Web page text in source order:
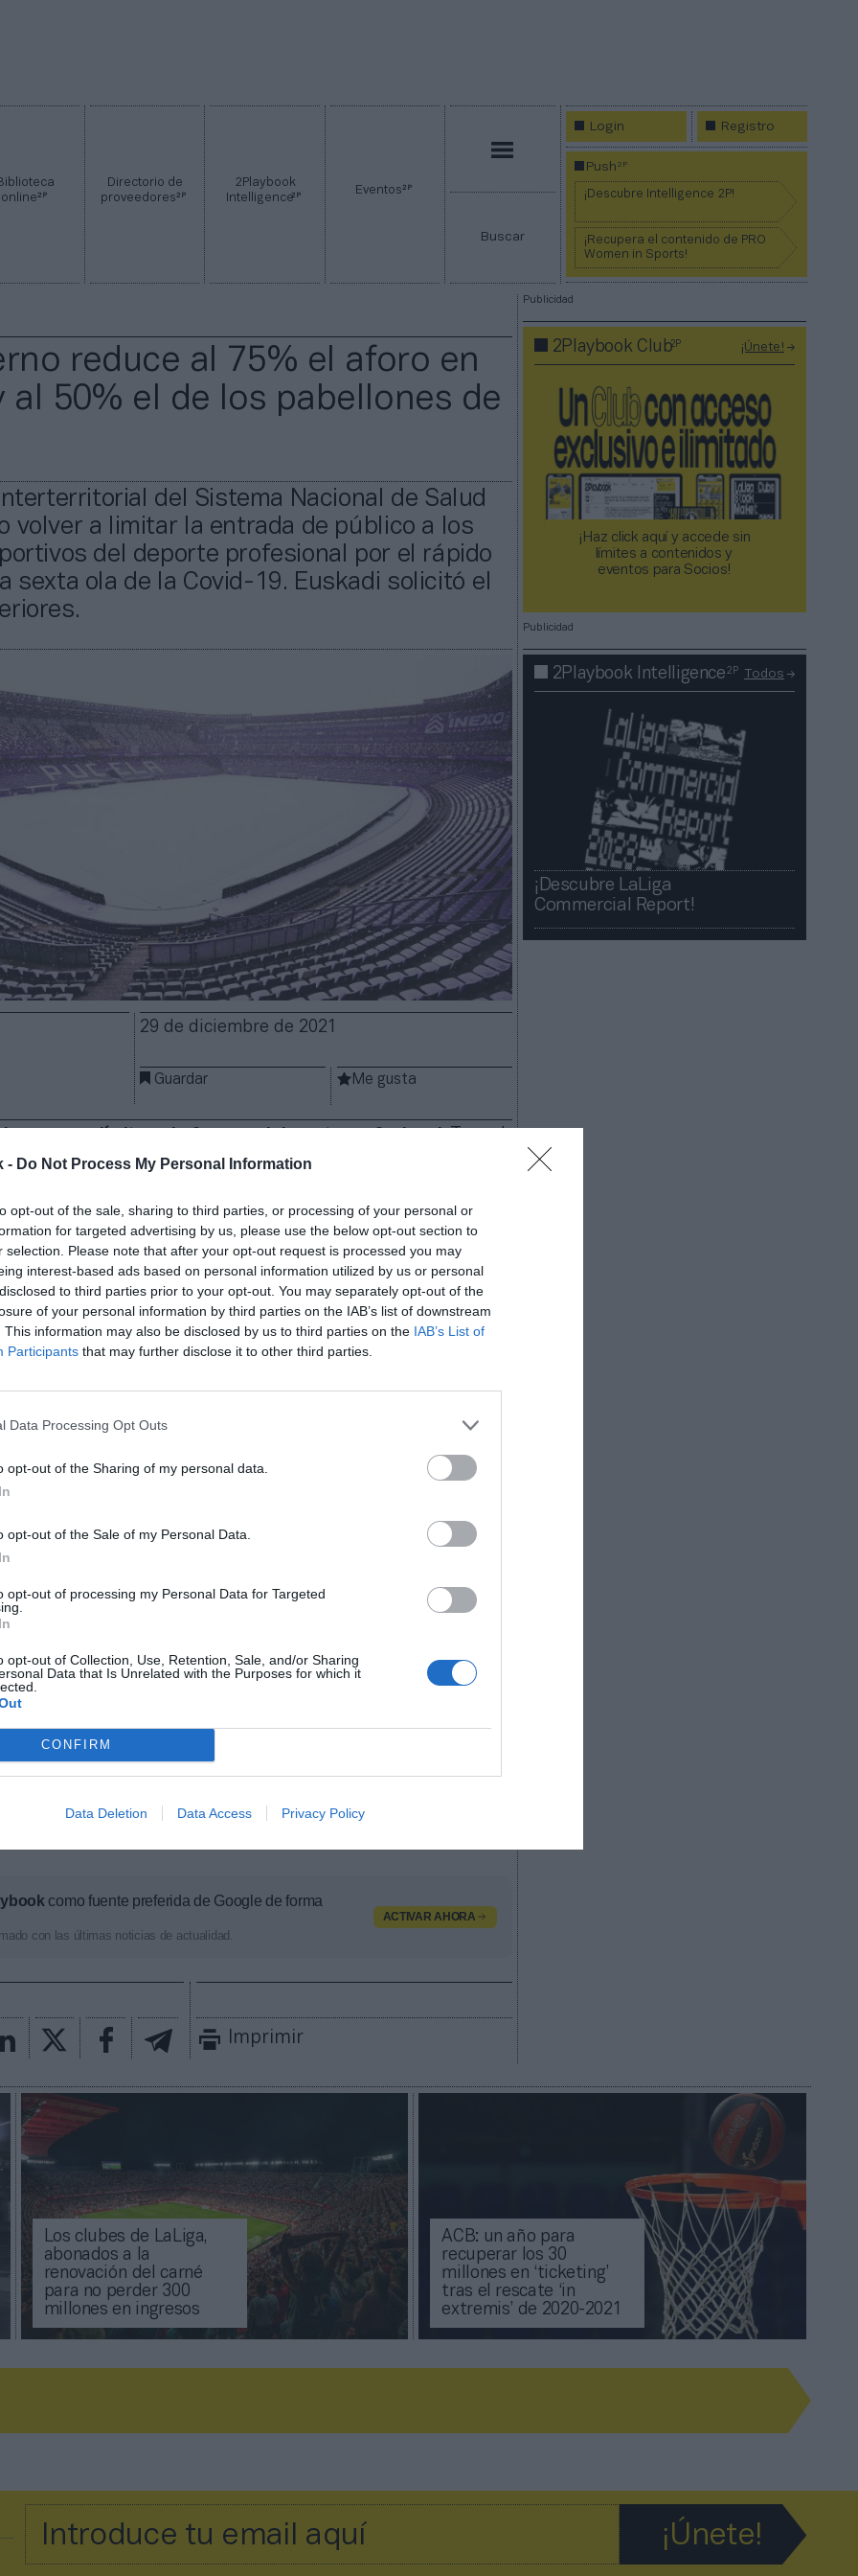
- Do Not Process My Personal Information
opt-out of the sale, sharing to third parties, or processing of your personal or
for targeted advertising by us, please use the below opt-out section to
selection. Please note that after your opt-out request is processed you may
interest-based ads based on personal information utilized by us or personal
to third parties prior to your opt-out. You may separately opt-out of the
of your personal information by third parties on the IAB’s list of downstream
This information may also be disclosed by us to third parties on the IAB’s List of
Participants that may further disclose it to other third parties.
Data Processing Opt Outs
opt-out of the Sharing of my personal data.
opt-out of the Sale of my Personal Data.
opt-out of processing my Personal Data for Targeted
opt-out of Collection, Use, Retention, Sale, and/or Sharing
Data that Is Unrelated with the Purposes for which it
CONFIRM
Data Deletion Data Access Privacy Policy
online2P
Directorio de
proveedores2P
2Playbook
Intelligence2P Eventos2P
Buscar
Login Registro
Push2P
¡Descubre Intelligence 2P!
¡Recupera el contenido de PRO
Women in Sports!
reduce al 75% el aforo en
al 50% el de los pabellones de
del Sistema Nacional de Salud
volver a limitar la entrada de público a los
del deporte profesional por el rápido
sexta ola de la Covid-19. Euskadi solicitó el
29 de diciembre de 2021
Guardar Me gusta
la sexta ola de la Covid-19, el Consejo Interterritorial del
los pabellones de la ACB al 50%, según ha avanzado la
SER
los porcentajes son superiores a la media de ocupación
la mayoría de clubes del fútbol profesional. La medida
el 1 de enero y estará vigente hasta el 31 de enero.
no parece una medida que vaya a generar mayores estragos
negocio del matchday
de los equipos de Primera y
. Cabe recordar que este martes
el Gobierno Vasco
medidas aún más restrictivas, rebajando al 50% el aforo
80%, que se verá reducido al 50%. Esta medida sí
golpe para estos equipos, que ansían recibir en las
Superior de Deportes (CSD)
por la merma sufrida a causa
de la taquilla
varios de estos equipos la medida puede volver a generar
compromete su plan de negocio para 2021-2022. Así lo
plan de ayudas acordado con el Gobierno, que destinará
para paliar la caída de ingresos por taquillaymatchday
de los pabellones en la pasada temporada.
en 2,8 millones
de euros la factura de jugar a puerta
como fuente preferida de Google de forma
con las últimas noticias de actualidad.
ACTIVAR AHORA
Imprimir
Publicidad
2Playbook Club2P ¡Únete!
¡Haz click aquí y accede sin
límites a contenidos y
eventos para Socios!​​​​​​​
Publicidad
2Playbook Intelligence2P Todos
¡Descubre LaLiga
Commercial Report!​​
Los clubes de LaLiga,
abonados a la
renovación del carné
para no perder 300
millones en ingresos
ACB: un año para
recuperar los 30
millones en ‘ticketing’
tras el rescate ‘in
extremis’ de 2020-2021